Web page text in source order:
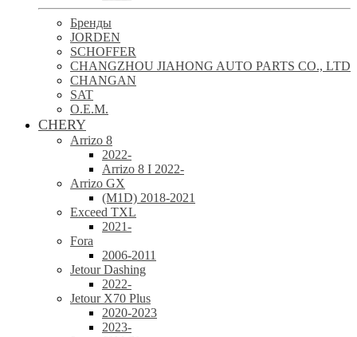
Бренды
JORDEN
SCHOFFER
CHANGZHOU JIAHONG AUTO PARTS CO., LTD
CHANGAN
SAT
O.E.M.
CHERY
Arrizo 8
2022-
Arrizo 8 I 2022-
Arrizo GX
(M1D) 2018-2021
Exceed TXL
2021-
Fora
2006-2011
Jetour Dashing
2022-
Jetour X70 Plus
2020-2023
2023-